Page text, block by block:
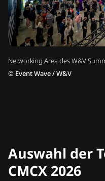
Networking Area des W&V
© Event Wave / W&V
Auswahl der
CMCX 2026